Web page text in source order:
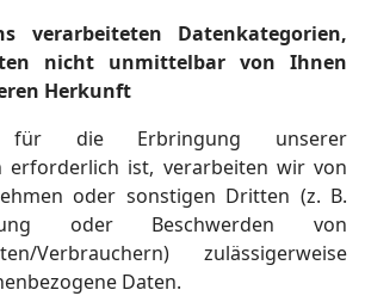
verarbeiteten Datenkategorien,
nicht unmittelbar von Ihnen
Herkunft
die Erbringung unserer
erforderlich ist, verarbeiten wir von
oder sonstigen Dritten (z. B.
oder Beschwerden von
Verbrauchern) zulässigerweise
Daten.